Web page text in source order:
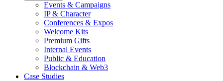
Events & Campaigns
IP & Character
Conferences & Expos
Welcome Kits
Premium Gifts
Internal Events
Public & Education
Blockchain & Web3
Case Studies